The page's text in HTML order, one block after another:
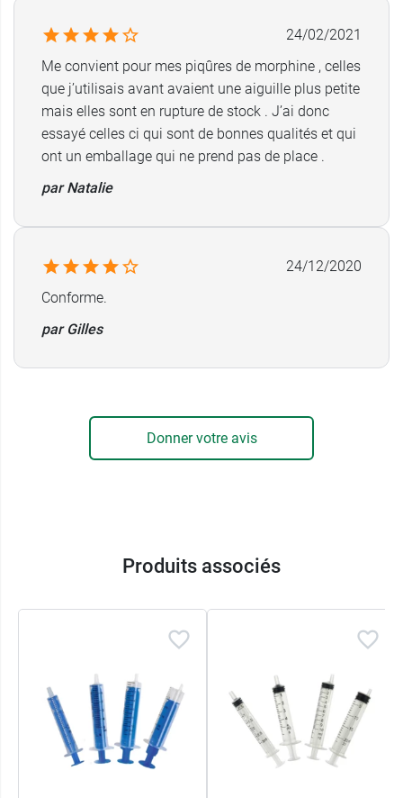
Aiguille 3 pièces : embase, tige et biseau.
Stérilisation à l'oxyde d'éthylène.
Point d'étanchéité à double contact.
26 G : 0,45 x 13 mm.
Contenance : 1 ml.
Référence : 103324.
Conditionnement : boite de 100.
24/02/2021
Me convient pour mes piqûres de morphine , celles
que j’utilisais avant avaient une aiguille plus petite
mais elles sont en rupture de stock . J’ai donc
essayé celles ci qui sont de bonnes qualités et qui
ont un emballage qui ne prend pas de place .
par Natalie
24/12/2020
Conforme.
par Gilles
Donner votre avis
Produits associés